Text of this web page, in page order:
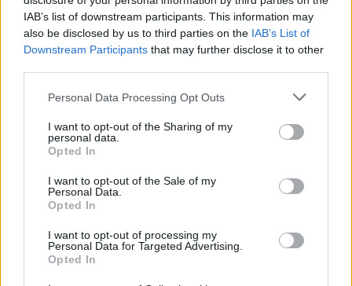
IAB’s list of downstream participants. This information may
also be disclosed by us to third parties on the IAB’s List of
Downstream Participants that may further disclose it to other
Please note that this website/app uses one or more Google
not limited to your visit or usage behaviour. You may click to
grant or deny consent to Google and its third-party tags to
use your data for below specified purposes in below Google
consent section.
Personal Data Processing Opt Outs
I want to opt-out of the Sharing of my
personal data.
Opted In
I want to opt-out of the Sale of my
Personal Data.
Opted In
I want to opt-out of processing my
Personal Data for Targeted Advertising.
Opted In
sajátossága továbbá, hogy a készítők
semmiféle európai colour localt nem kevertek
a cselekménybe, talán féltek attól, hogy ez
csak zavart okozna a nemzetközi filmpiacon.
A sztori bárhol játszódhatna a bolygón, és
minden történhetne benne pontosan
ugyanígy. Izzig-vérig a globalizált filmpiacra
kalibrált termékről van szó, ezért is igen
furcsa, hogy a szereplők spanyolul szólalnak
meg benne. Annyi Almodovár film megnézése